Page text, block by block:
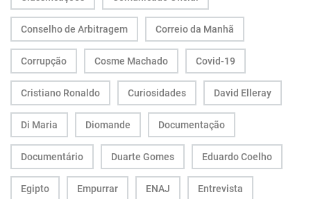
Conselho de Arbitragem Correio da Manhã
Corrupção Cosme Machado Covid-19
Cristiano Ronaldo Curiosidades David Elleray
Di Maria Diomande Documentação
Documentário Duarte Gomes Eduardo Coelho
Egipto Empurrar ENAJ Entrevista